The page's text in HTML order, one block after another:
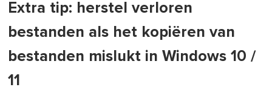
Extra tip: herstel verloren
bestanden als het kopiëren van
bestanden mislukt in Windows 10 /
11